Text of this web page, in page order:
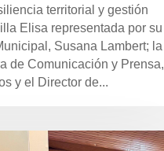
territorial y gestión
Elisa representada por su
Susana Lambert; la
de Comunicación y Prensa,
y el Director de...